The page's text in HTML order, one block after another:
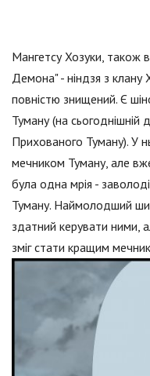
Мангетсу Хозуки, також
Демона" - ніндзя з
повністю знищений. Є
Туману (на сьогоднішній
Прихованого Туману). У
мечником Туману, але
була одна мрія -
Туману. Наймолодший
здатний керувати ними,
зміг стати кращим